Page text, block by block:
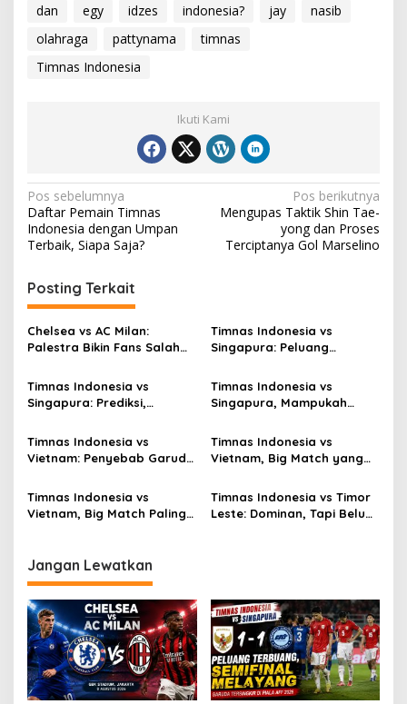
dan egy idzes indonesia? jay
nasib
olahraga
pattynama
timnas
Timnas Indonesia
Ikuti Kami
Navigasi
pos
Pos sebelumnya
Daftar Pemain Timnas
Indonesia dengan Umpan
Terbaik, Siapa Saja?
Pos berikutnya
Mengupas Taktik Shin Tae-
yong dan Proses
Terciptanya Gol Marselino
Posting Terkait
Chelsea vs AC Milan:
Palestra Bikin Fans Salah
Timnas Indonesia vs
Singapura: Peluang
Melayang
Timnas Indonesia vs
Singapura: Prediksi,
Timnas Indonesia vs
Singapura, Mampukah
Timnas Indonesia vs
Vietnam: Penyebab Garuda
Timnas Indonesia vs
Vietnam, Big Match yang
Timnas Indonesia vs
Vietnam, Big Match Paling
Timnas Indonesia vs Timor
Leste: Dominan, Tapi Belum
Jangan Lewatkan